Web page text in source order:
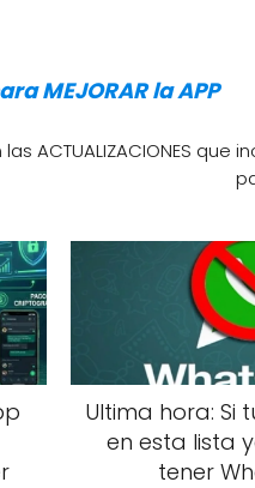
MEJORAR la APP
ACTUALIZACIONES que
Ultima hora: Si
en esta lista
tener